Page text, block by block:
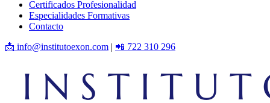
Certificados Profesionalidad
Especialidades Formativas
Contacto
📩 info@institutoexon.com | 📲 722 310 296